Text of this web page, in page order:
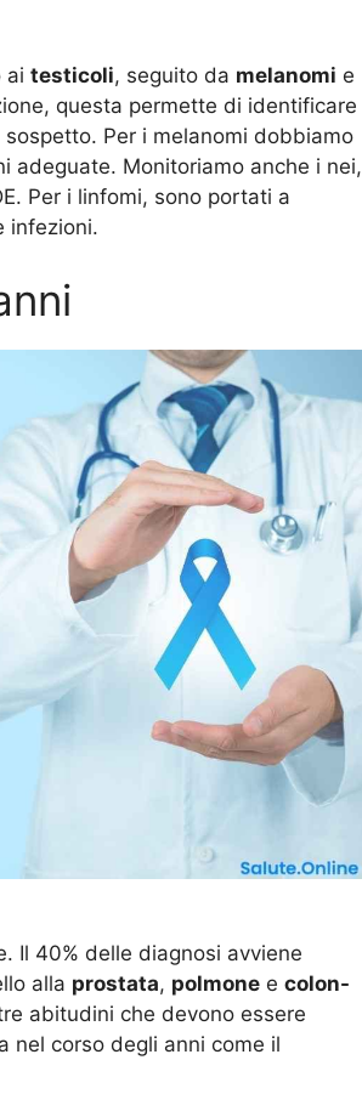
ai testicoli, seguito da melanomi e
questa permette di identificare
Per i melanomi dobbiamo
adeguate. Monitoriamo anche i nei,
Per i linfomi, sono portati a
infezioni.
Il 40% delle diagnosi avviene
alla prostata, polmone e colon-
abitudini che devono essere
nel corso degli anni come il